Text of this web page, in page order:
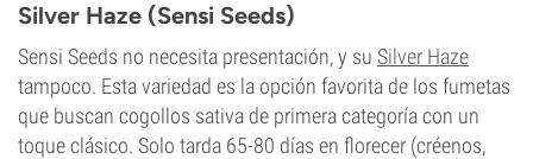
CBD
0-1%
Tipo de floración
Autofloreciente
Silver Haze (Sensi Seeds)
Sensi Seeds no necesita presentación, y su Silver Haze
tampoco. Esta variedad es la opción favorita de los fumetas
que buscan cogollos sativa de primera categoría con un
toque clásico. Solo tarda 65-80 días en florecer (créenos,